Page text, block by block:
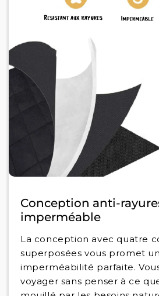
Conception anti-
imperméable
La conception avec quatre
superposées vous promet
imperméabilité parfaite.
voyager sans penser à ce